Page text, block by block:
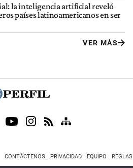
la inteligencia artificial reveló
países latinoamericanos en ser
VER MÁS
CONTÁCTENOS PRIVACIDAD EQUIPO